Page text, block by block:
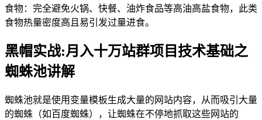
食物：完全避免火锅、快餐、油炸食品等高油高盐食物，此类
食物热量密度高且易引发过量进食。
黑帽实战:月入十万站群项目技术基础之
蜘蛛池讲解
蜘蛛池就是使用变量模板生成大量的网站内容，从而吸引大量
的蜘蛛（如百度蜘蛛），让蜘蛛在不停地抓取这些网站的